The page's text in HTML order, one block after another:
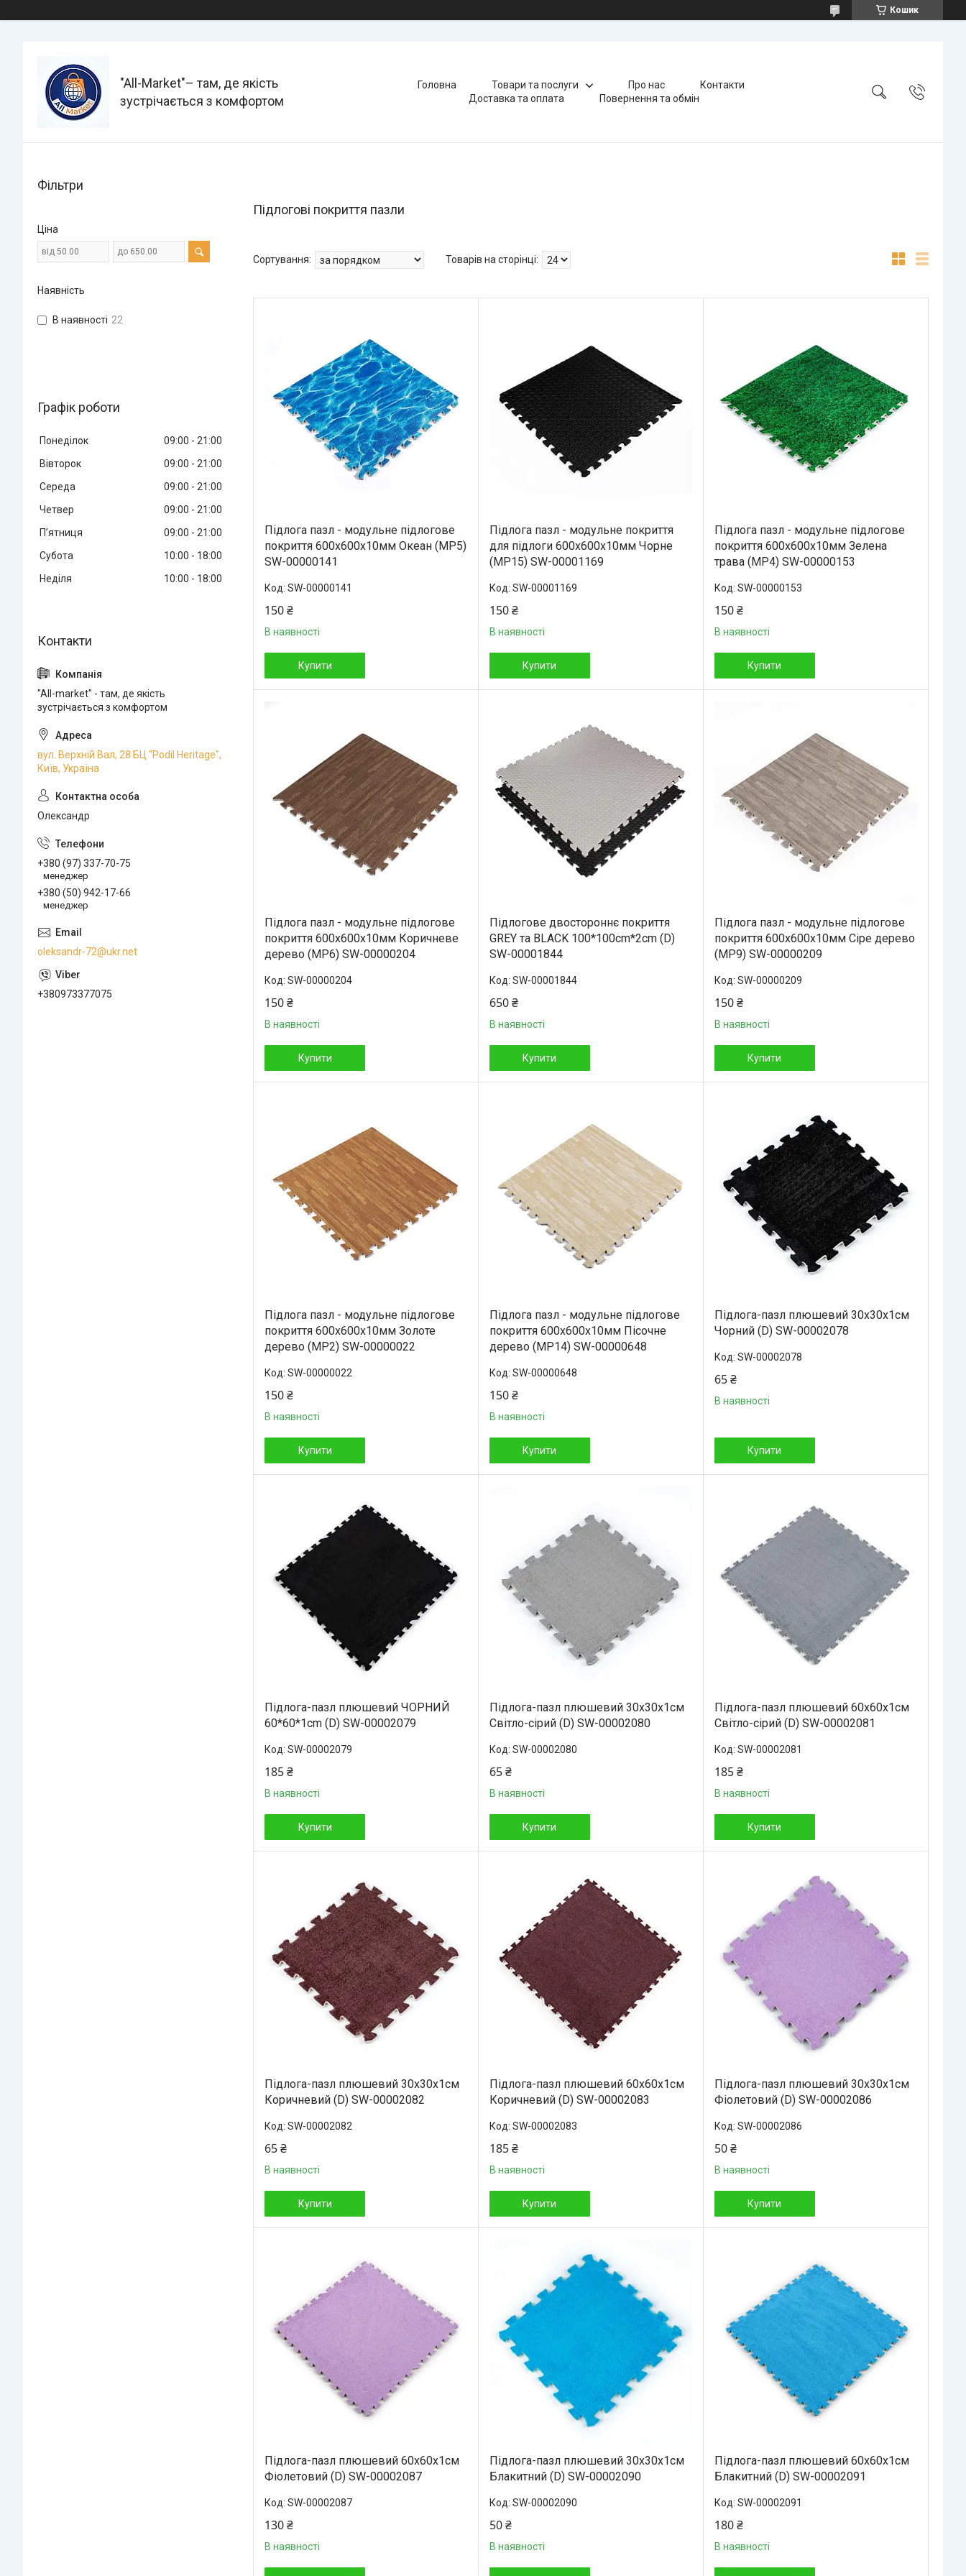
Кошик
"All-Мarket"– там, де якість
зустрічається з комфортом
Головна Товари та послуги Про нас
Контакти
Доставка та оплата
Повернення та обмін
Підлогові покриття пазли
Підлога пазл - модульне підлогове
покриття 600x600x10мм Океан (МР5)
SW-00000141
SW-00000141
150 ₴
В наявності
Купити
Підлога пазл - модульне покриття
для підлоги 600x600x10мм Чорне
(МР15) SW-00001169
SW-00001169
150 ₴
В наявності
Купити
Підлога пазл - модульне підлогове
покриття 600x600x10мм Зелена
трава (МР4) SW-00000153
SW-00000153
150 ₴
В наявності
Купити
Підлога пазл - модульне підлогове
покриття 600x600x10мм Коричневе
дерево (МР6) SW-00000204
SW-00000204
150 ₴
В наявності
Купити
Підлогове двостороннє покриття
GREY та BLACK 100*100cm*2cm (D)
SW-00001844
SW-00001844
650 ₴
В наявності
Купити
Підлога пазл - модульне підлогове
покриття 600x600x10мм Сіре дерево
(МР9) SW-00000209
SW-00000209
150 ₴
В наявності
Купити
Підлога пазл - модульне підлогове
покриття 600x600x10мм Золоте
дерево (МР2) SW-00000022
SW-00000022
150 ₴
В наявності
Купити
Підлога пазл - модульне підлогове
покриття 600x600x10мм Пісочне
дерево (МР14) SW-00000648
SW-00000648
150 ₴
В наявності
Купити
Підлога-пазл плюшевий 30х30х1см
Чорний (D) SW-00002078
SW-00002078
65 ₴
В наявності
Купити
Підлога-пазл плюшевий ЧОРНИЙ
60*60*1cm (D) SW-00002079
SW-00002079
185 ₴
В наявності
Купити
Підлога-пазл плюшевий 30х30х1см
Світло-сірий (D) SW-00002080
SW-00002080
65 ₴
В наявності
Купити
Підлога-пазл плюшевий 60х60х1см
Світло-сірий (D) SW-00002081
SW-00002081
185 ₴
В наявності
Купити
Підлога-пазл плюшевий 30х30х1см
Коричневий (D) SW-00002082
SW-00002082
65 ₴
В наявності
Купити
Підлога-пазл плюшевий 60х60х1см
Коричневий (D) SW-00002083
SW-00002083
185 ₴
В наявності
Купити
Підлога-пазл плюшевий 30х30х1см
Фіолетовий (D) SW-00002086
SW-00002086
50 ₴
В наявності
Купити
Підлога-пазл плюшевий 60х60х1см
Фіолетовий (D) SW-00002087
SW-00002087
130 ₴
В наявності
Підлога-пазл плюшевий 30х30х1см
Блакитний (D) SW-00002090
SW-00002090
50 ₴
В наявності
Підлога-пазл плюшевий 60х60х1см
Блакитний (D) SW-00002091
SW-00002091
180 ₴
В наявності
Фільтри
Ціна
Наявність
В наявності 22
Графік роботи
Понеділок 09:00
21:00
Вівторок
09:00
21:00
Середа
09:00
21:00
Четвер
09:00
21:00
Пʼятниця
09:00
21:00
Субота
10:00
18:00
Неділя
10:00 18:00
"All-market" - там, де якість
зустрічається з комфортом
вул. Верхній Вал, 28 БЦ "Podil Heritage",
Київ, Україна
Олександр
+380 (97) 337-70-75
менеджер
+380 (50) 942-17-66
менеджер
oleksandr-72@ukr.net
+380973377075